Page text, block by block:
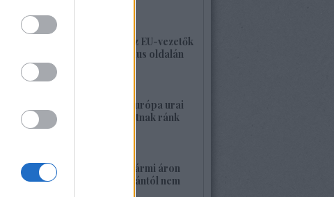
1423. BEKIÁLTÁS: Az EU-vezetők
a banderista-fasizmus oldalán
2026. május 28. 00:23
1422. BEKIÁLTÁS: Európa urai
nagy háborút hozhatnak ránk
2026. május 26. 11:25
1421. BEKIÁLTÁS: Bármi áron
megszabadulni Orbántól nem